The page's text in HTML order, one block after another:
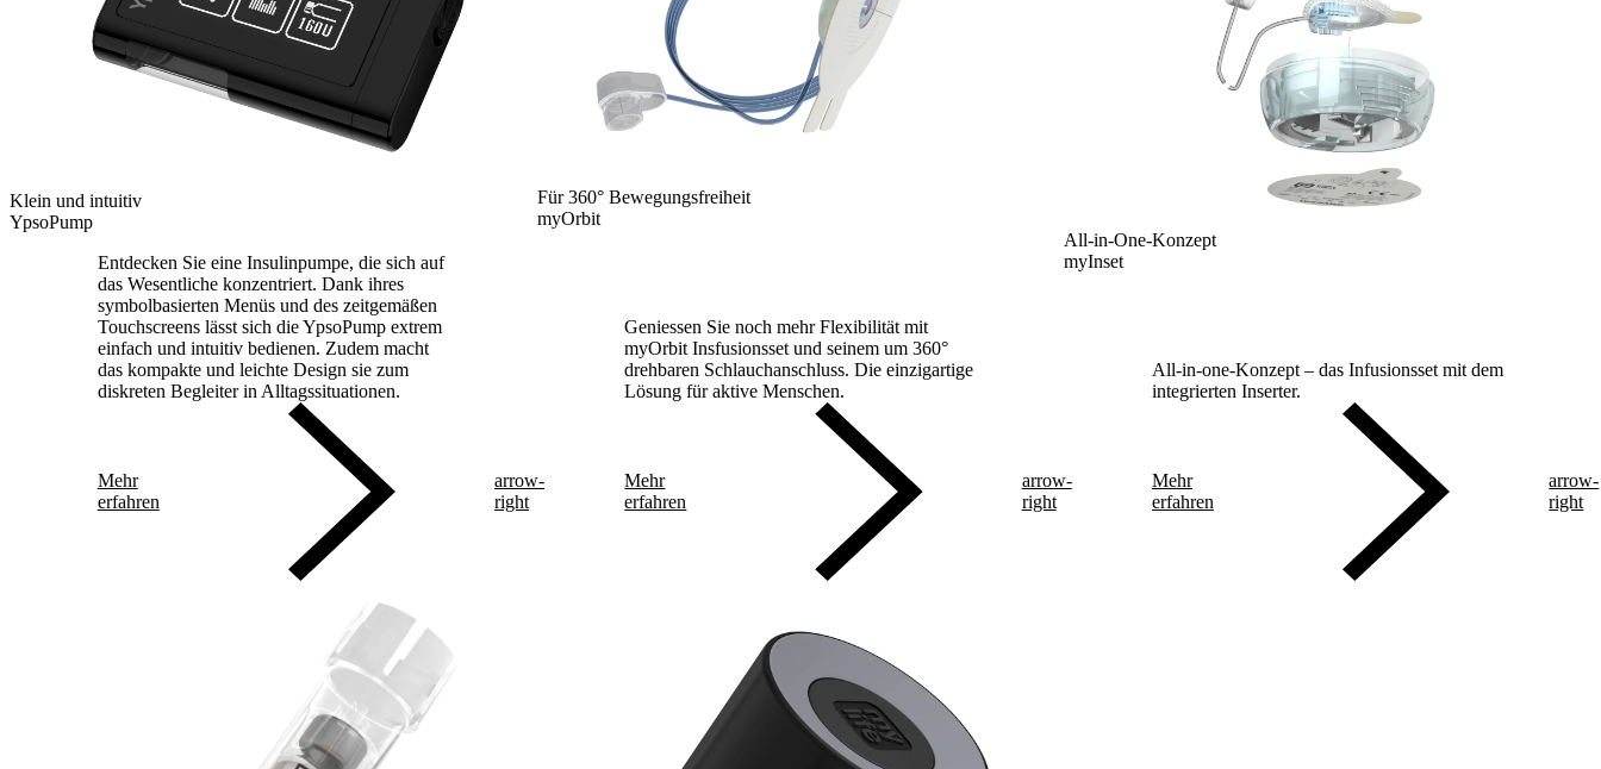
Klein und intuitiv
YpsoPump
Entdecken Sie eine Insulinpumpe, die sich auf
das Wesentliche konzentriert. Dank ihres
symbolbasierten Menüs und des zeitgemäßen
Touchscreens lässt sich die YpsoPump extrem
einfach und intuitiv bedienen. Zudem macht
das kompakte und leichte Design sie zum
diskreten Begleiter in Alltagssituationen.
Mehr
erfahren
arrow-
right
Für 360° Bewegungsfreiheit
myOrbit
Geniessen Sie noch mehr Flexibilität mit
myOrbit Insfusionsset und seinem um 360°
drehbaren Schlauchanschluss. Die einzigartige
Lösung für aktive Menschen.
Mehr
erfahren
arrow-
right
All-in-One-Konzept
myInset
All-in-one-Konzept – das Infusionsset mit dem
integrierten Inserter.
Mehr
erfahren
arrow-
right